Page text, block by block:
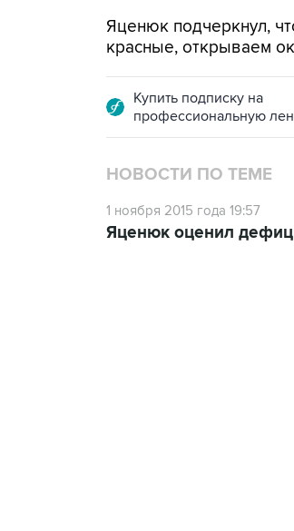
Яценюк подчеркнул,
красные, открываем
Купить подписку на
профессиональную
НОВОСТИ ПО ТЕМЕ
1 ноября 2015 года 19:57
Яценюк оценил